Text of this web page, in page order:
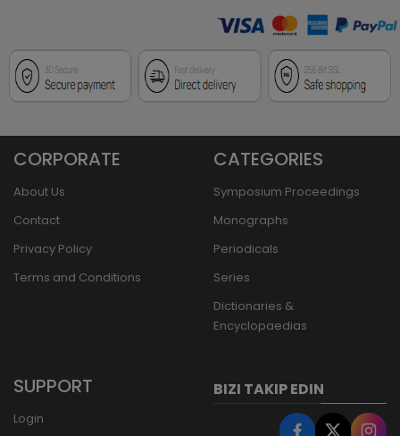
CORPORATE
About Us
Contact
Privacy Policy
Terms and Conditions
CATEGORIES
Symposium Proceedings
Monographs
Periodicals
Series
Dictionaries &
Encyclopaedias
SUPPORT
Login
BIZI TAKIP EDIN